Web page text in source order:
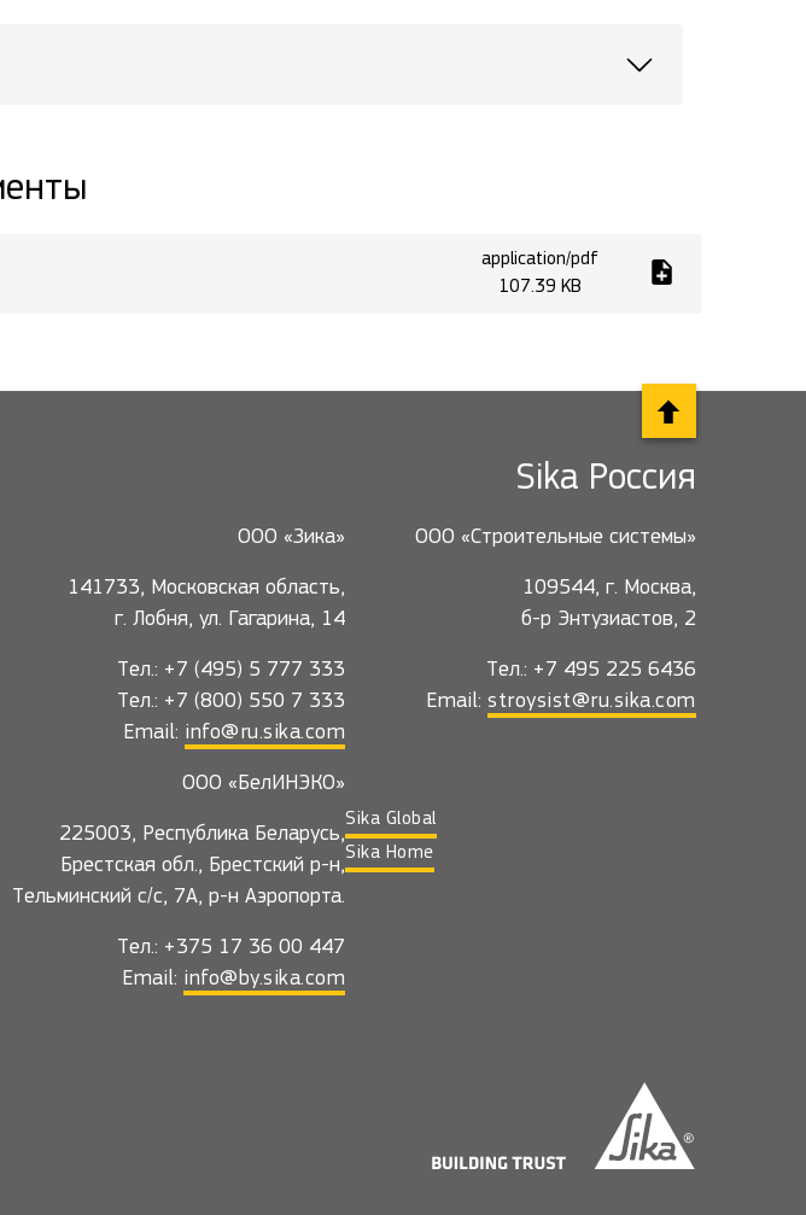
application/pdf
107.39 KB
Sika Россия
ООО «Зика»
141733, Московская область,
г. Лобня, ул. Гагарина, 14
Тел.: +7 (495) 5 777 333
Тел.: +7 (800) 550 7 333
Email: info@ru.sika.com
ООО «Строительные системы»
109544, г. Москва,
б-р Энтузиастов, 2
Тел.: +7 495 225 6436
Email: stroysist@ru.sika.com
ООО «БелИНЭКО»
225003, Республика Беларусь,
Брестская обл., Брестский р-н,
Тельминский с/с, 7А, р-н Аэропорта.
Тел.: +375 17 36 00 447
Email: info@by.sika.com
Sika Global
Sika Home